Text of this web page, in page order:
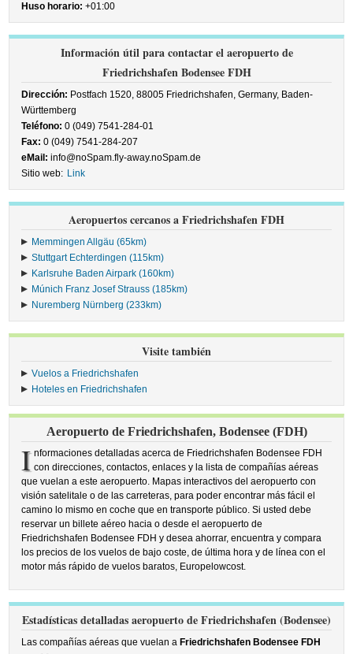
Huso horario: +01:00
Información útil para contactar el aeropuerto de
Friedrichshafen Bodensee FDH
Dirección: Postfach 1520, 88005 Friedrichshafen, Germany, Baden-
Württemberg
Teléfono: 0 (049) 7541-284-01
Fax: 0 (049) 7541-284-207
eMail: info@noSpam.fly-away.noSpam.de
Sitio web: Link
Aeropuertos cercanos a Friedrichshafen FDH
Memmingen Allgäu (65km)
Stuttgart Echterdingen (115km)
Karlsruhe Baden Airpark (160km)
Múnich Franz Josef Strauss (185km)
Nuremberg Nürnberg (233km)
Visite también
Vuelos a Friedrichshafen
Hoteles en Friedrichshafen
Aeropuerto de Friedrichshafen, Bodensee (FDH)
I nformaciones detalladas acerca de Friedrichshafen Bodensee FDH
con direcciones, contactos, enlaces y la lista de compañías aéreas
que vuelan a este aeropuerto. Mapas interactivos del aeropuerto con
visión satelitale o de las carreteras, para poder encontrar más fácil el
camino lo mismo en coche que en transporte público. Si usted debe
reservar un billete aéreo hacia o desde el aeropuerto de
Friedrichshafen Bodensee FDH y desea ahorrar, encuentra y compara
los precios de los vuelos de bajo coste, de última hora y de línea con el
motor más rápido de vuelos baratos, Europelowcost.
Estadísticas detalladas aeropuerto de Friedrichshafen (Bodensee)
Las compañías aéreas que vuelan a Friedrichshafen Bodensee FDH